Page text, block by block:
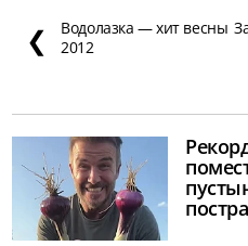
❮
Водолазка — хит весны
2012